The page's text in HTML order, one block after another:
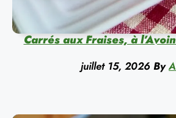
Carrés aux Fraises, à
juillet 15, 2026 By